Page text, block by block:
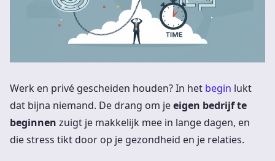
Werk en privé gescheiden houden? In het begin lukt
dat bijna niemand. De drang om jeeigen bedrijf te
beginnen zuigt je makkelijk mee in lange dagen, en
die stress tikt door op je gezondheid en je relaties.